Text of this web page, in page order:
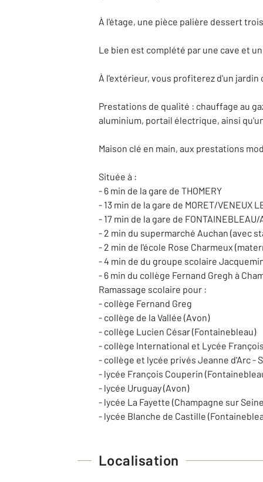
À l'étage, une pièce palière dessert
Le bien est complété par une cave et
À l'extérieur, vous profiterez d'un jardin
Prestations de qualité : chauffage au
aluminium, portail électrique, ainsi
Maison clé en main, aux prestations
Située à :
- 6 min de la gare de THOMERY
- 13 min de la gare de MORET/VENEUX
- 17 min de la gare de FONTAINEBLEAU/
- 2 min du supermarché Auchan (avec
- 2 min de l'école Rose Charmeux
- 4 min de du groupe scolaire
- 6 min du collège Fernand Gregh à
Ramassage scolaire pour :
- collège Fernand Greg
- collège de la Vallée (Avon)
- collège Lucien César (Fontainebleau)
- collège International et Lycée
- collège et lycée privés Jeanne d'Arc -
- lycée François Couperin
- lycée Uruguay (Avon)
- lycée La Fayette (Champagne sur
- lycée Blanche de Castille
Localisation